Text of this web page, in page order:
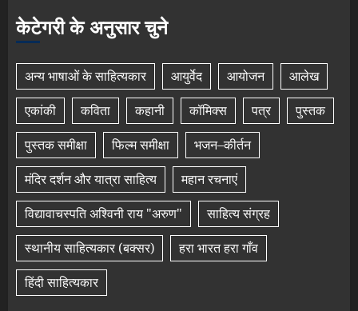
केटेगरी के अनुसार चुने
अन्य भाषाओं के साहित्यकार आयुर्वेद आयोजन
आलेख
एकांकी
कविता कहानी कॉमिक्स पत्र
पुस्तक
पुस्तक समीक्षा
फिल्म समीक्षा
भजन–कीर्तन
मंदिर दर्शन और यात्रा साहित्य
महान रचनाएं
विद्यावाचस्पति अश्विनी राय "अरुण"
साहित्य संग्रह
स्थानीय साहित्यकार (बक्सर)
हरा भारत हरा गाँव
हिंदी साहित्यकार